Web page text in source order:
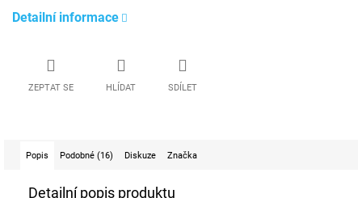
Detailní informace
ZEPTAT SE HLÍDAT SDÍLET
Popis Podobné (16) Diskuze Značka
Detailní popis produktu